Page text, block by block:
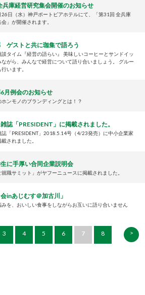
兵庫経営研究集会開催のお知らせ
日（水）神戸ポートビアホテルにて、「第31回 全兵庫
」が開催されます。
ゲストと共に珈集で語ろう
談タイム『経営の語らい』 美味しいコーヒーとサンドイッ
ながら、みんなで経営について語り合いましょう。 グルー
います。
月例会のお知らせ
ホンモノのブランディングとは！？
誌「PRESIDENT」に掲載されました。
誌「PRESIDENT」2018.5.14号（4/23発売）に中小企業家
されました。
に手厚い合同企業説明会
就職サミット」がヤフーニュースに掲載されました。
会inあじむす＠加古川」
みを、おいしい食事をしながらお互いに語り合いません
3 4 5 6 7 8 >